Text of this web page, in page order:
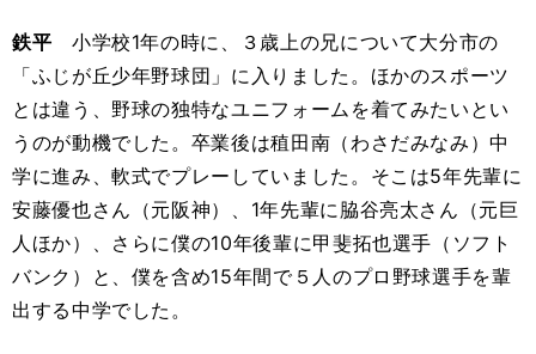
鉄平 小学校1年の時に、３歳上の兄について大分市の
「ふじが丘少年野球団」に入りました。ほかのスポーツ
とは違う、野球の独特なユニフォームを着てみたいとい
うのが動機でした。卒業後は稙田南（わさだみなみ）中
学に進み、軟式でプレーしていました。そこは5年先輩に
安藤優也さん（元阪神）、1年先輩に脇谷亮太さん（元巨
人ほか）、さらに僕の10年後輩に甲斐拓也選手（ソフト
バンク）と、僕を含め15年間で５人のプロ野球選手を輩
出する中学でした。